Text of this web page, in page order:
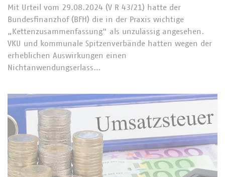
Mit Urteil vom 29.08.2024 (V R 43/21) hatte der
Bundesfinanzhof (BFH) die in der Praxis wichtige
„Kettenzusammenfassung“ als unzulässig angesehen.
VKU und kommunale Spitzenverbände hatten wegen der
erheblichen Auswirkungen einen
Nichtanwendungserlass…